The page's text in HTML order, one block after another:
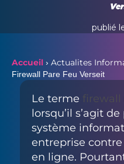
publié
Accueil › Actualites
Firewall Pare Feu Verseit
Le terme firewall
lorsqu’il s’agit
système
entreprise
en ligne.